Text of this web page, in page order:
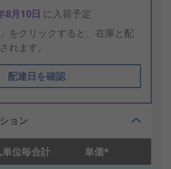
8月10日 に入荷予定
をクリックすると、在庫と配
れます。
配達日を確認
ョン
単位毎合計 単価*